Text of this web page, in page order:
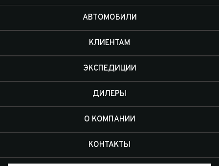
АВТОМОБИЛИ
КЛИЕНТАМ
ЭКСПЕДИЦИИ
ДИЛЕРЫ
О КОМПАНИИ
КОНТАКТЫ